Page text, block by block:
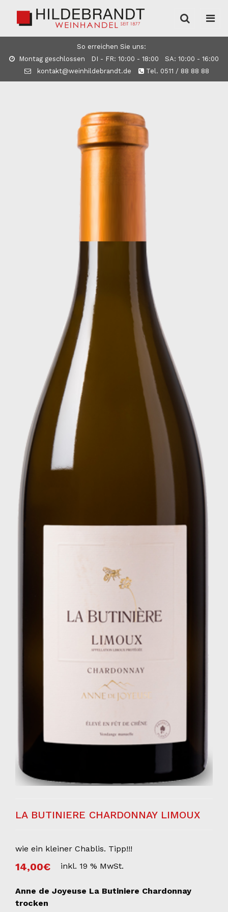
So erreichen Sie uns:
Montag geschlossen DI - FR: 10:00 - 18:00 SA: 10:00 - 16:00
kontakt@weinhildebrandt.de
Tel. 0511 / 88 88 88
LA BUTINIERE CHARDONNAY LIMOUX
wie ein kleiner Chablis. Tipp!!!
14,00€ inkl. 19 % MwSt.
Anne de Joyeuse La Butiniere Chardonnay
trocken